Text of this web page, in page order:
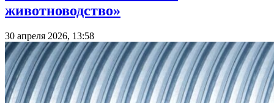
животноводство»
30 апреля 2026, 13:58